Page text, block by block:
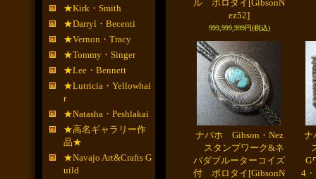
★Kirk・Smith
★Darryl・Becenti
★Vernon・Tracy
★Tommy・Singer
★Lee・Bennett
★Lutricia・Yellowhai
r
★Natasha・Peshlakai
★高名ギャラリー作
品★
★Navajo Art&Crafts G
uild
ル ボロタイ [GibsonN
ez52]
999,999,999円(税込)
ナバホ Gibson・Nez
スタンプワーク&ネ
バダブルーターコイズ
付 ボロタイ [GibsonN
ナ
G
4